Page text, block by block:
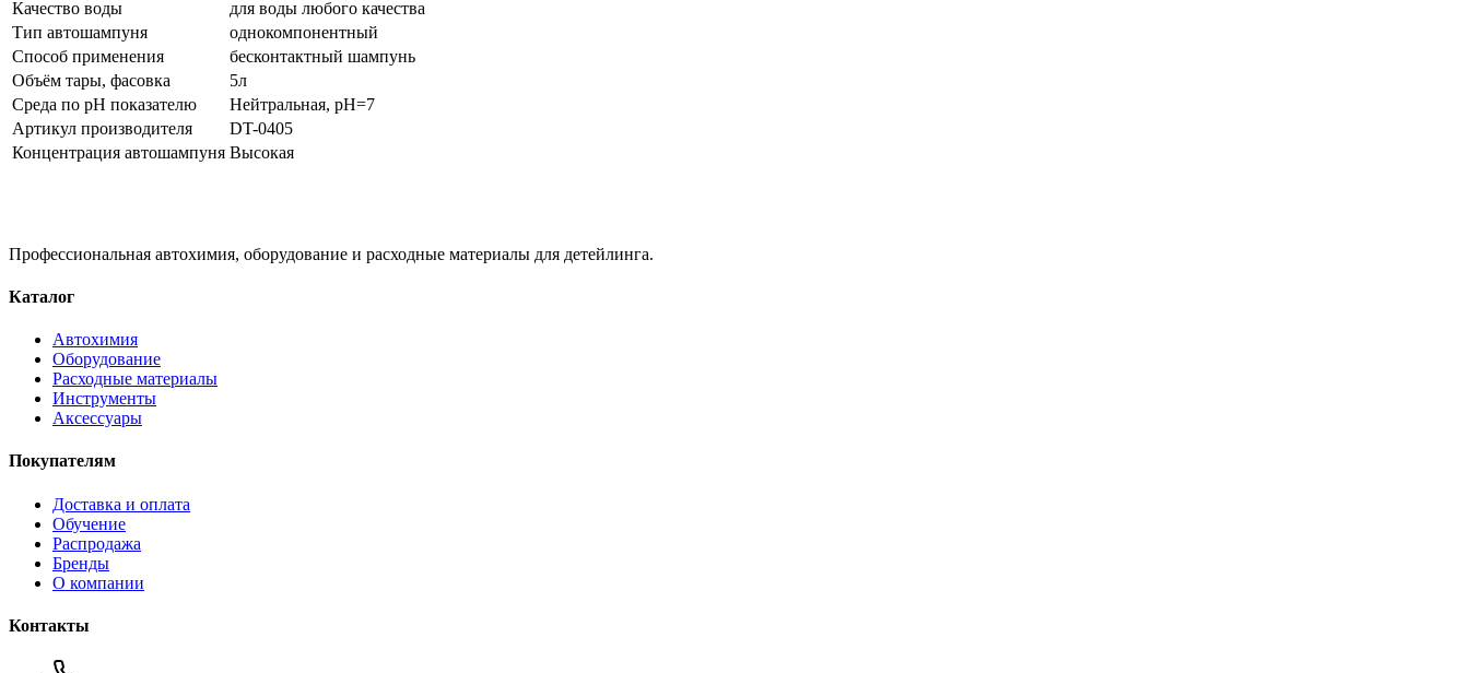
Качество воды
для воды любого качества
Тип автошампуня
однокомпонентный
Способ применения
бесконтактный шампунь
Объём тары, фасовка
5л
Среда по pH показателю
Нейтральная, pH=7
Артикул производителя
DT-0405
Концентрация автошампуня Высокая
Профессиональная автохимия, оборудование и расходные материалы для детейлинга.
Каталог
Автохимия
Оборудование
Расходные материалы
Инструменты
Аксессуары
Покупателям
Доставка и оплата
Обучение
Распродажа
Бренды
О компании
Контакты